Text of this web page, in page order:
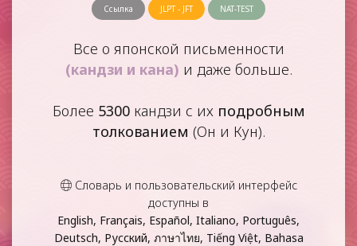
Ссылка JLPT - JFT NAT-TEST
Все о японской письменности
(кандзи и кана) и даже больше.
Более 5300кандзи с их подробным
толкованием (Он и Кун).
Словарь и пользовательский интерфейс
доступны в
English, Français, Español, Italiano, Português,
Deutsch, Русский, ภาษาไทย, Tiếng Việt, Bahasa